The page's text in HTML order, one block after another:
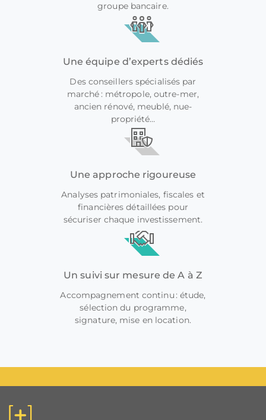
groupe bancaire.
Une équipe d’experts dédiés
Des conseillers spécialisés par
marché : métropole, outre-mer,
ancien rénové, meublé, nue-
propriété…
Une approche rigoureuse
Analyses patrimoniales, fiscales et
financières détaillées pour
sécuriser chaque investissement.
Un suivi sur mesure de A à Z
Accompagnement continu : étude,
sélection du programme,
signature, mise en location.